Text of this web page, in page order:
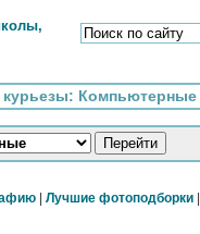
Компьютерные
| Лучшие фотоподборки|